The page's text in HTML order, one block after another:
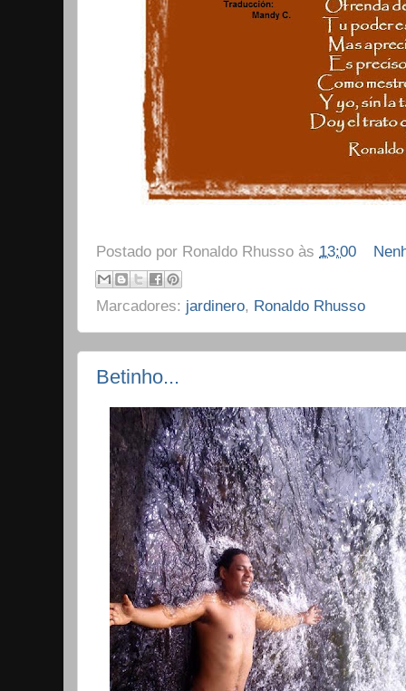
Postado por Ronaldo Rhusso às 13:00
Marcadores: jardinero, Ronaldo Rhusso
Betinho...